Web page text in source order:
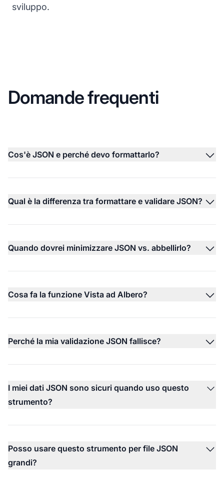
sviluppo.
Domande frequenti
Cos'è JSON e perché devo formattarlo?
Qual è la differenza tra formattare e validare JSON?
Quando dovrei minimizzare JSON vs. abbellirlo?
Cosa fa la funzione Vista ad Albero?
Perché la mia validazione JSON fallisce?
I miei dati JSON sono sicuri quando uso questo
strumento?
Posso usare questo strumento per file JSON
grandi?